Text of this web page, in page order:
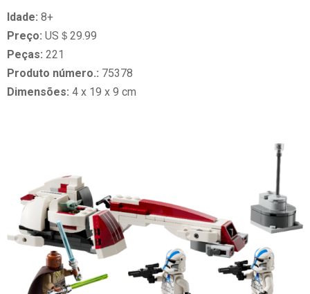
Idade: 8+
Preço: US＄29.99
Peças: 221
Produto número.: 75378
Dimensões: 4 x 19 x 9 cm